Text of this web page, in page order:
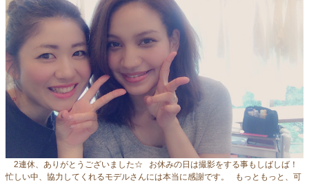
2連休、ありがとうございました☆ お休みの日は撮影をする事もしばしば！
忙しい中、協力してくれるモデルさんには本当に感謝です。 もっともっと、可